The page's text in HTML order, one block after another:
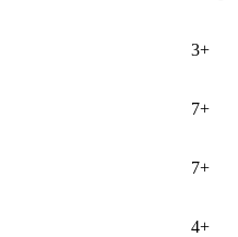
3+
7+
7+
4+